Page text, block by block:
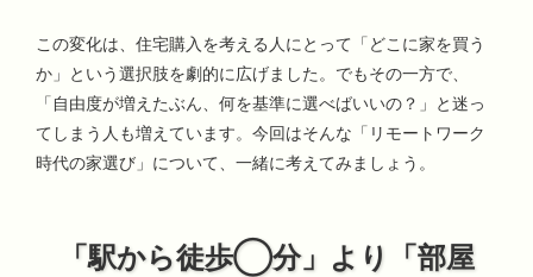
この変化は、住宅購入を考える人にとって「どこに家を買う
か」という選択肢を劇的に広げました。でもその一方で、
「自由度が増えたぶん、何を基準に選べばいいの？」と迷っ
てしまう人も増えています。今回はそんな「リモートワーク
時代の家選び」について、一緒に考えてみましょう。
「駅から徒歩◯分」より「部屋